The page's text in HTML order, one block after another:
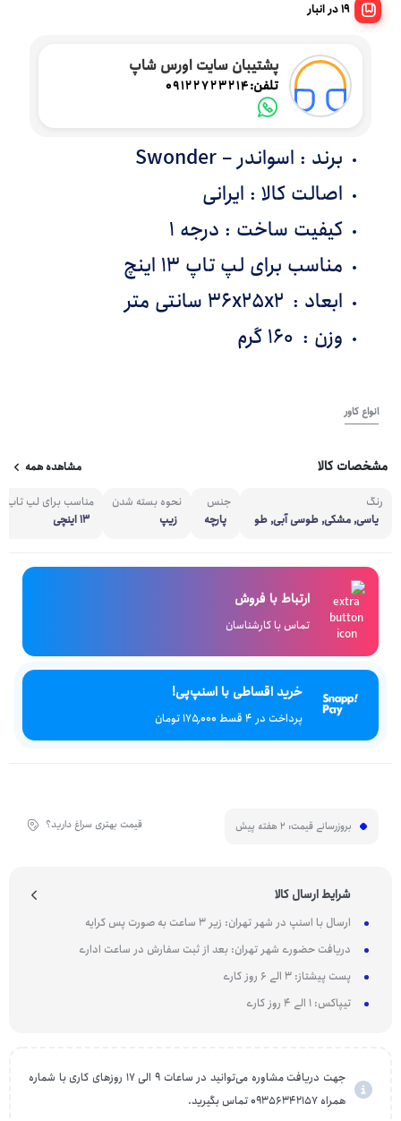
19 در انبار
پشتیبان سایت اورس شاپ
تلفن:09122723214
برند : اسواندر – Swonder
اصالت کالا : ایرانی
کیفیت ساخت : درجه 1
مناسب برای لپ تاپ 13 اینچ
ابعاد : 36x25x2 سانتی متر
وزن : 160 گرم
انواع کاور
مشخصات کالا مشاهده همه
رنگ
یاسی, مشکی, طوسی آبی, طو
جنس
پارچه
نحوه بسته شدن
زیپ
مناسب برای لپ تاپ
13 اینچی
ارتباط با فروش
تماس با کارشناسان
خرید اقساطی با اسنپ‌پی!
پرداخت در 4 قسط ۱۷۵٬۰۰۰ تومان
بروزرسانی قیمت: 2 هفته پیش قیمت بهتری سراغ دارید؟
شرایط ارسال کالا
ارسال با اسنپ در شهر تهران: زیر 3 ساعت به صورت پس کرایه
دریافت حضوری شهر تهران: بعد از ثبت سفارش در ساعت اداری
پست پیشتاز: 3 الی 6 روز کاری
تیپاکس: 1 الی 4 روز کاری
جهت دریافت مشاوره می‌توانید در ساعات 9 الی 17 روزهای کاری با شماره
همراه 09356342157 تماس بگیرید.